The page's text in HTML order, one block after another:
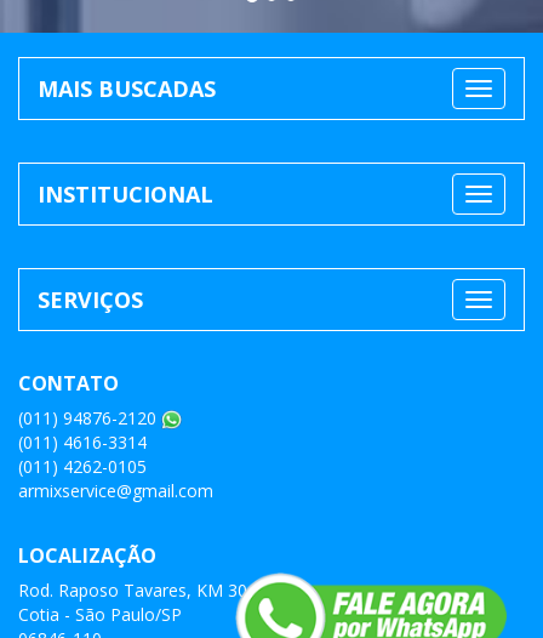
MAIS BUSCADAS
INSTITUCIONAL
SERVIÇOS
CONTATO
(011) 94876-2120
(011) 4616-3314
(011) 4262-0105
armixservice@gmail.com
LOCALIZAÇÃO
Rod. Raposo Tavares, KM 30
Cotia - São Paulo/SP